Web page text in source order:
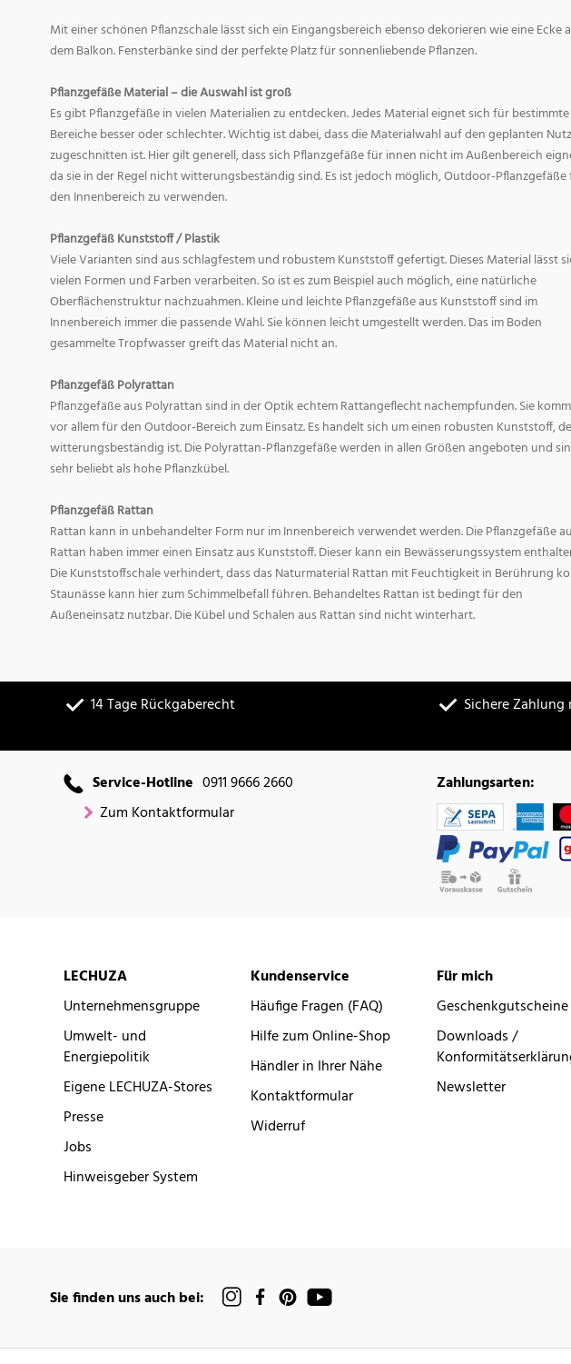
Mit einer schönen Pflanzschale lässt sich ein Eingangsbereich ebenso dekorieren wie eine Ecke
dem Balkon. Fensterbänke sind der perfekte Platz für sonnenliebende Pflanzen.
Pflanzgefäße Material – die Auswahl ist groß
Es gibt Pflanzgefäße in vielen Materialien zu entdecken. Jedes Material eignet sich für bestimmte
Bereiche besser oder schlechter. Wichtig ist dabei, dass die Materialwahl auf den geplanten
zugeschnitten ist. Hier gilt generell, dass sich Pflanzgefäße für innen nicht im Außenbereich
da sie in der Regel nicht witterungsbeständig sind. Es ist jedoch möglich, Outdoor-
den Innenbereich zu verwenden.
Pflanzgefäß Kunststoff / Plastik
Viele Varianten sind aus schlagfestem und robustem Kunststoff gefertigt. Dieses Material lässt
vielen Formen und Farben verarbeiten. So ist es zum Beispiel auch möglich, eine natürliche
Oberflächenstruktur nachzuahmen. Kleine und leichte Pflanzgefäße aus Kunststoff sind im
Innenbereich immer die passende Wahl. Sie können leicht umgestellt werden. Das im Boden
gesammelte Tropfwasser greift das Material nicht an.
Pflanzgefäß Polyrattan
Pflanzgefäße aus Polyrattan sind in der Optik echtem Rattangeflecht nachempfunden. Sie
vor allem für den Outdoor-Bereich zum Einsatz. Es handelt sich um einen robusten Kunststoff,
witterungsbeständig ist. Die Polyrattan-Pflanzgefäße werden in allen Größen angeboten und
sehr beliebt als hohe Pflanzkübel.
Pflanzgefäß Rattan
Rattan kann in unbehandelter Form nur im Innenbereich verwendet werden. Die Pflanzgefäße
Rattan haben immer einen Einsatz aus Kunststoff. Dieser kann ein Bewässerungssystem
Die Kunststoffschale verhindert, dass das Naturmaterial Rattan mit Feuchtigkeit in Berührung
Staunässe kann hier zum Schimmelbefall führen. Behandeltes Rattan ist bedingt für den
Außeneinsatz nutzbar. Die Kübel und Schalen aus Rattan sind nicht winterhart.
14 Tage Rückgaberecht Sichere Zahlung
Service-Hotline 0911 9666 2660
Zum Kontaktformular
Zahlungsarten:
LECHUZA
Unternehmensgruppe
Umwelt- und
Energiepolitik
Eigene LECHUZA-Stores
Presse
Jobs
Hinweisgeber System
Kundenservice
Häufige Fragen (FAQ)
Hilfe zum Online-Shop
Händler in Ihrer Nähe
Kontaktformular
Widerruf
Für mich
Geschenkgutscheine
Downloads /
Newsletter
Sie finden uns auch bei: